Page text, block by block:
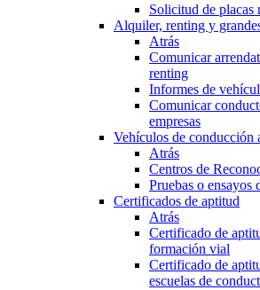
Solicitud de placas
Alquiler, renting y
Atrás
Comunicar
renting
Informes de
Comunicar
empresas
Vehículos de conducción
Atrás
Centros de
Pruebas o ensayos
Certificados de aptitud
Atrás
Certificado de
formación vial
Certificado de
escuelas de